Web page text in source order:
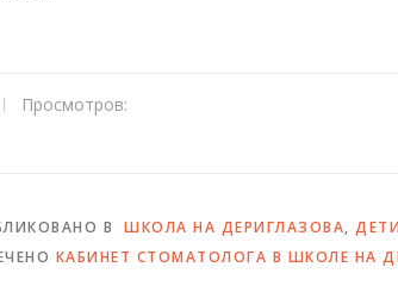
Просмотров:
В ШКОЛА НА ДЕРИГЛАЗОВА, ДЕТИ
КАБИНЕТ СТОМАТОЛОГА В ШКОЛЕ НА